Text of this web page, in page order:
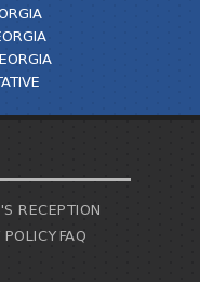
RECEPTION
POLICYFAQ